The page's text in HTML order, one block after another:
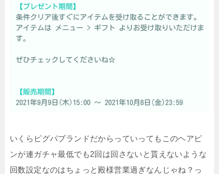
いくらピグパブランドだからっていってもこのヘアピ
ンが連ガチャ最低でも2回は回さないと貰えないような
回数設定なのはちょっと殿様営業過ぎなんじゃね？っ